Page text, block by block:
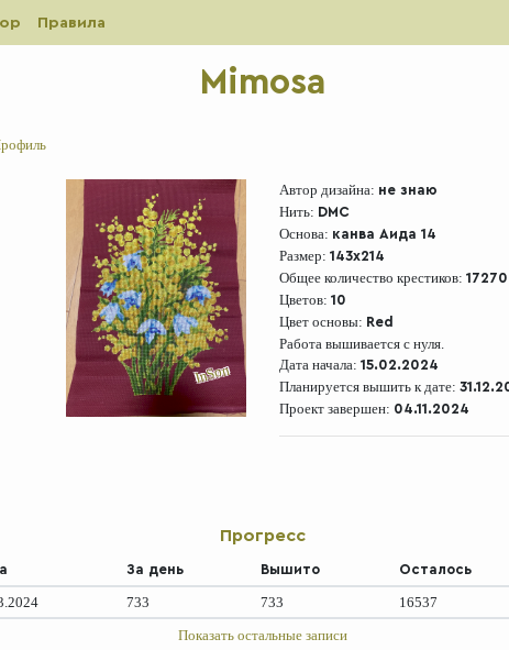
Правила
Mimosa
InSon
Автор дизайна: не знаю
Нить: DMC
Основа: канва Аида 14
Размер: 143x214
Общее количество крестиков: 17270
Цветов: 10
Цвет основы: Red
Работа вышивается с нуля.
Дата начала: 15.02.2024
Планируется вышить к дате:
Проект завершен: 04.11.2024
Прогресс
За день Вышито Осталось
733 733 16537
Показать остальные записи